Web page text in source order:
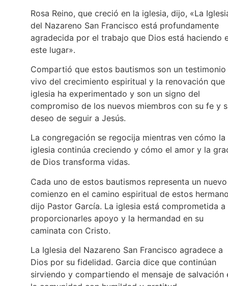
Rosa Reino, que creció en la iglesia, dijo, «La
del Nazareno San Francisco está profundamente
agradecida por el trabajo que Dios está haciendo
este lugar».
Compartió que estos bautismos son un testimonio
vivo del crecimiento espiritual y la renovación que
iglesia ha experimentado y son un signo del
compromiso de los nuevos miembros con su fe y
deseo de seguir a Jesús.
La congregación se regocija mientras ven cómo la
iglesia continúa creciendo y cómo el amor y la
de Dios transforma vidas.
Cada uno de estos bautismos representa un nuevo
comienzo en el camino espiritual de estos
dijo Pastor García. La iglesia está comprometida a
proporcionarles apoyo y la hermandad en su
caminata con Cristo.
La Iglesia del Nazareno San Francisco agradece a
Dios por su fidelidad. Garcia dice que continúan
sirviendo y compartiendo el mensaje de salvación